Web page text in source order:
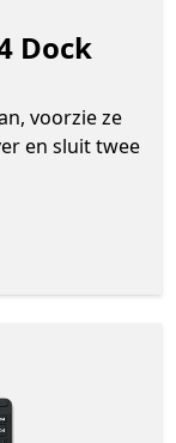
Dock
voorzie ze
en sluit twee